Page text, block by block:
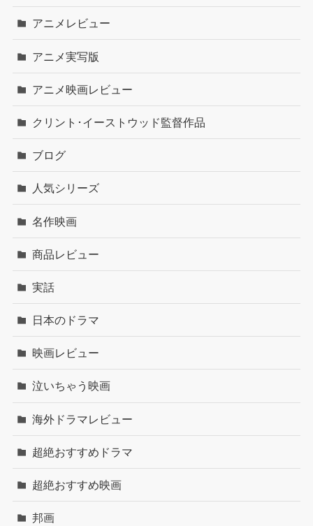
アニメレビュー
アニメ実写版
アニメ映画レビュー
クリント･イーストウッド監督作品
ブログ
人気シリーズ
名作映画
商品レビュー
実話
日本のドラマ
映画レビュー
泣いちゃう映画
海外ドラマレビュー
超絶おすすめドラマ
超絶おすすめ映画
邦画